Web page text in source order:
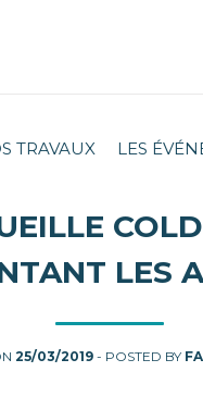
TRAVAUX LES
LES
25/03/2019 - POSTED BY